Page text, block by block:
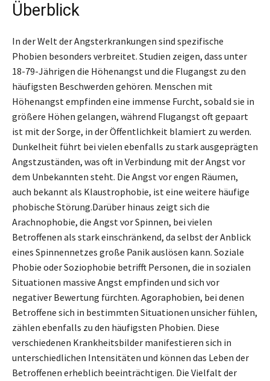
Überblick
In der Welt der Angsterkrankungen sind spezifische
Phobien besonders verbreitet. Studien zeigen, dass unter
18-79-Jährigen die Höhenangst und die Flugangst zu den
häufigsten Beschwerden gehören. Menschen mit
Höhenangst empfinden eine immense Furcht, sobald sie in
größere Höhen gelangen, während Flugangst oft gepaart
ist mit der Sorge, in der Öffentlichkeit blamiert zu werden.
Dunkelheit führt bei vielen ebenfalls zu stark ausgeprägten
Angstzuständen, was oft in Verbindung mit der Angst vor
dem Unbekannten steht. Die Angst vor engen Räumen,
auch bekannt als Klaustrophobie, ist eine weitere häufige
phobische Störung.Darüber hinaus zeigt sich die
Arachnophobie, die Angst vor Spinnen, bei vielen
Betroffenen als stark einschränkend, da selbst der Anblick
eines Spinnennetzes große Panik auslösen kann. Soziale
Phobie oder Soziophobie betrifft Personen, die in sozialen
Situationen massive Angst empfinden und sich vor
negativer Bewertung fürchten. Agoraphobien, bei denen
Betroffene sich in bestimmten Situationen unsicher fühlen,
zählen ebenfalls zu den häufigsten Phobien. Diese
verschiedenen Krankheitsbilder manifestieren sich in
unterschiedlichen Intensitäten und können das Leben der
Betroffenen erheblich beeinträchtigen. Die Vielfalt der